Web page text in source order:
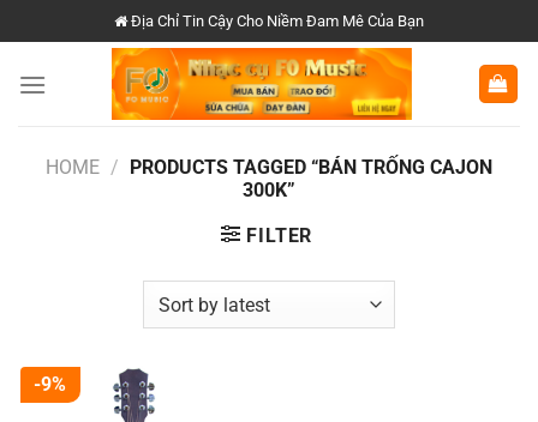
đến
nội
Địa Chỉ Tin Cậy Cho Niềm Đam Mê Của Bạn
HOME / PRODUCTS TAGGED “BÁN TRỐNG CAJON
300K”
FILTER
-9%